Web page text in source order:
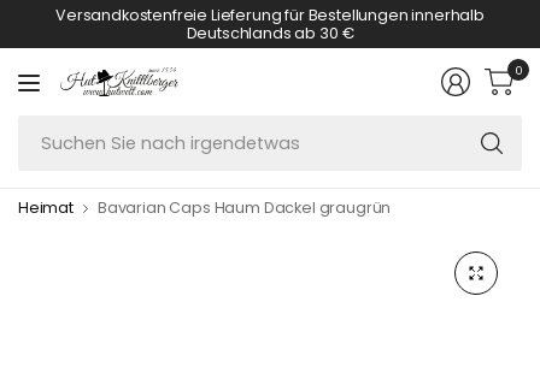
Versandkostenfreie Lieferung für Bestellungen innerhalb
Deutschlands ab 30 €
0
Heimat Bavarian Caps Haum Dackel graugrün